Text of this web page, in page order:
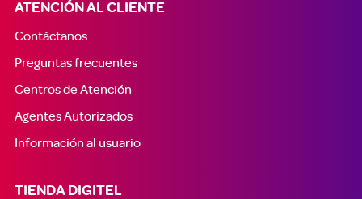
ATENCIÓN AL CLIENTE
Contáctanos
Preguntas frecuentes
Centros de Atención
Agentes Autorizados
Información al usuario
TIENDA DIGITEL